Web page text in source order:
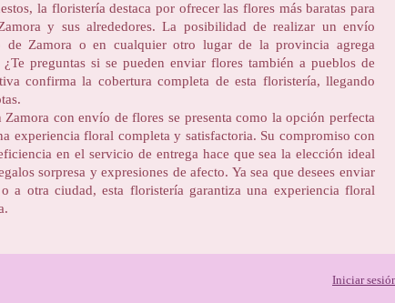
la floristería destaca por ofrecer las flores más baratas para
y sus alrededores. La posibilidad de realizar un envío
de Zamora o en cualquier otro lugar de la provincia agrega
preguntas si se pueden enviar flores también a pueblos de
confirma la cobertura completa de esta floristería, llegando
con envío de flores se presenta como la opción perfecta
experiencia floral completa y satisfactoria. Su compromiso con
en el servicio de entrega hace que sea la elección ideal
sorpresa y expresiones de afecto. Ya sea que desees enviar
a otra ciudad, esta floristería garantiza una experiencia floral
Iniciar